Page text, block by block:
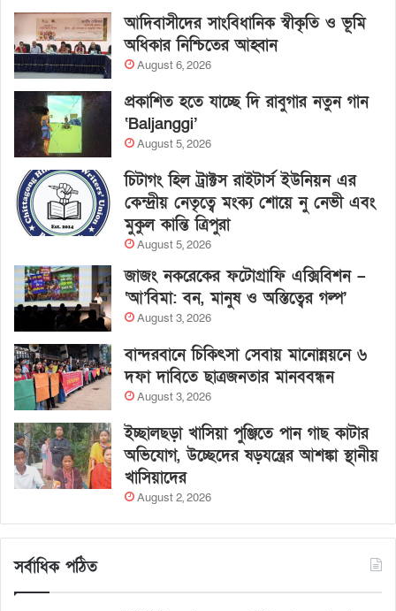
আদিবাসীদের সাংবিধানিক স্বীকৃতি ও ভূমি
অধিকার নিশ্চিতের আহ্বান
August 6, 2026
প্রকাশিত হতে যাচ্ছে দি রাবুগার নতুন গান
‘Baljanggi’
August 5, 2026
চিটাগং হিল ট্রাক্টস রাইটার্স ইউনিয়ন এর
কেন্দ্রীয় নেতৃত্বে মংক্য শোয়ে নু নেভী এবং
মুকুল কান্তি ত্রিপুরা
August 5, 2026
জাজং নকরেকের ফটোগ্রাফি এক্সিবিশন –
‘আ’বিমা: বন, মানুষ ও অস্তিত্বের গল্প’
August 3, 2026
বান্দরবানে চিকিৎসা সেবায় মানোন্নয়নে ৬
দফা দাবিতে ছাত্রজনতার মানববন্ধন
August 3, 2026
ইচ্ছালছড়া খাসিয়া পুঞ্জিতে পান গাছ কাটার
অভিযোগ, উচ্ছেদের ষড়যন্ত্রের আশঙ্কা স্থানীয়
খাসিয়াদের
August 2, 2026
সর্বাধিক পঠিত